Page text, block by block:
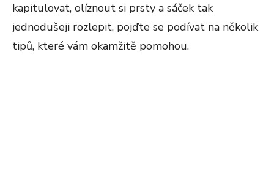
kapitulovat, olíznout si prsty a sáček tak
jednodušeji rozlepit, pojďte se podívat na několik
tipů, které vám okamžitě pomohou.